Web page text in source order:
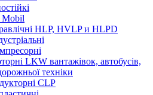
Mobil
HLP, HVLP и HLPD
LKW вантажівок, автобусів,
техніки
CLP